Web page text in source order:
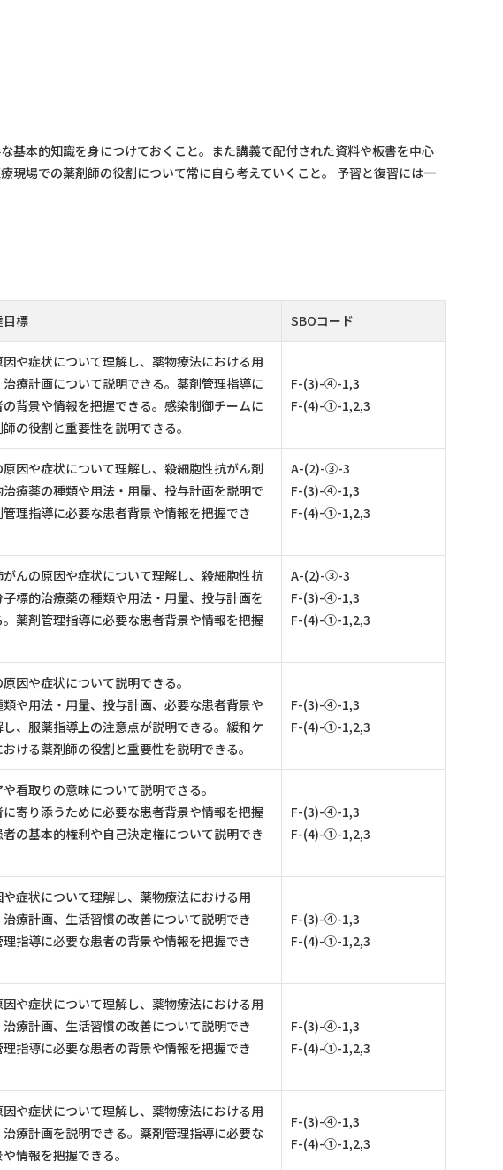
本的知識を身につけておくこと。また講義で配付された資料や板書を中心
現場での薬剤師の役割について常に自ら考えていくこと。 予習と復習には一
目標 SBOコード
や症状について理解し、薬物療法における用
療計画について説明できる。薬剤管理指導に
背景や情報を把握できる。感染制御チームに
の役割と重要性を説明できる。
F-(3)-④-1,3
F-(4)-①-1,2,3
因や症状について理解し、殺細胞性抗がん剤
療薬の種類や用法・用量、投与計画を説明で
管理指導に必要な患者背景や情報を把握でき
A-(2)-③-3
F-(3)-④-1,3
F-(4)-①-1,2,3
んの原因や症状について理解し、殺細胞性抗
標的治療薬の種類や用法・用量、投与計画を
。薬剤管理指導に必要な患者背景や情報を把握
A-(2)-③-3
F-(3)-④-1,3
F-(4)-①-1,2,3
因や症状について説明できる。
や用法・用量、投与計画、必要な患者背景や
、服薬指導上の注意点が説明できる。緩和ケ
ける薬剤師の役割と重要性を説明できる。
F-(3)-④-1,3
F-(4)-①-1,2,3
看取りの意味について説明できる。
寄り添うために必要な患者背景や情報を把握
の基本的権利や自己決定権について説明でき
F-(3)-④-1,3
F-(4)-①-1,2,3
症状について理解し、薬物療法における用
療計画、生活習慣の改善について説明でき
指導に必要な患者の背景や情報を把握でき
F-(3)-④-1,3
F-(4)-①-1,2,3
や症状について理解し、薬物療法における用
療計画、生活習慣の改善について説明でき
指導に必要な患者の背景や情報を把握でき
F-(3)-④-1,3
F-(4)-①-1,2,3
や症状について理解し、薬物療法における用
療計画を説明できる。薬剤管理指導に必要な
情報を把握できる。
F-(3)-④-1,3
F-(4)-①-1,2,3